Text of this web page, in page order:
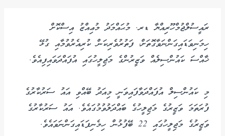
ރައީސުލްޖުމްހޫރިއްޔާ ޑރ. މުޙައްމަދު މުޢިއްޒު އިސްކޮށް
ހިމަނިވަޑައިގަންނަވާގޮތަށް، ފަތުރުވެރިކަން ކުރިއެރުވުމާއި ގުޅޭ
ޚާއްސަ ކައުންސިލެއް ވަޒީރުންގެ މަޖިލީހުގައި އުފައްދަވައިފިއެވެ.
މި ކައުންސިލް އުފައްދަވާފައިވަނީ މިއަދު ބޭއްވި އައު ސަރުކާރުގެ
ފުރަތަމަ ވަޒީރުގެ މަޖިލީހުގެ ބައްދަލުވުމުގައެވެ. އައު ސަރުކާރުގެ
ވަޒީރުގެ މަޖިލީހުގައި 22 ބޭފުޅުން ހިމެނިފަޑައިގަންނަވައެވެ.